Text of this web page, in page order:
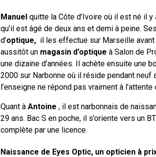
Manuel quitte la Côte d’Ivoire où il est né il y
qu’il est âgé de deux ans et demi à peine.
d’optique, il les effectue sur Marseille avant
aussitôt un magasin d’optique à Salon de
une dizaine d’années. Il achète ensuite une
2000 sur Narbonne où il réside pendant neuf
l’enseigne ne répond pas vraiment à l’attente
Quant à Antoine , il est narbonnais de
29 ans. Bac S en poche, il s’oriente vers un
complète par une licence.
Naissance de Eyes Optic, un opticien à